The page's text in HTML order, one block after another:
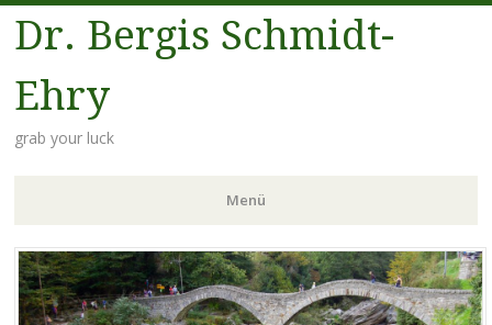
Dr. Bergis Schmidt-
Ehry
grab your luck
Menü
Zum
Inhalt
springen